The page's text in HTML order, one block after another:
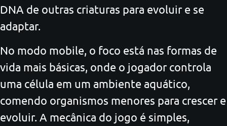
DNA de outras criaturas para evoluir e se
adaptar.
No modo mobile, o foco está nas formas de
vida mais básicas, onde o jogador controla
uma célula em um ambiente aquático,
comendo organismos menores para crescer e
evoluir. A mecânica do jogo é simples,